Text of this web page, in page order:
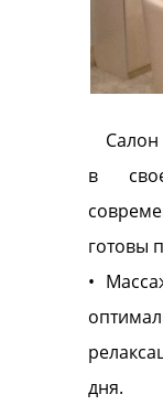
Салон
в
готовы
•
дня.